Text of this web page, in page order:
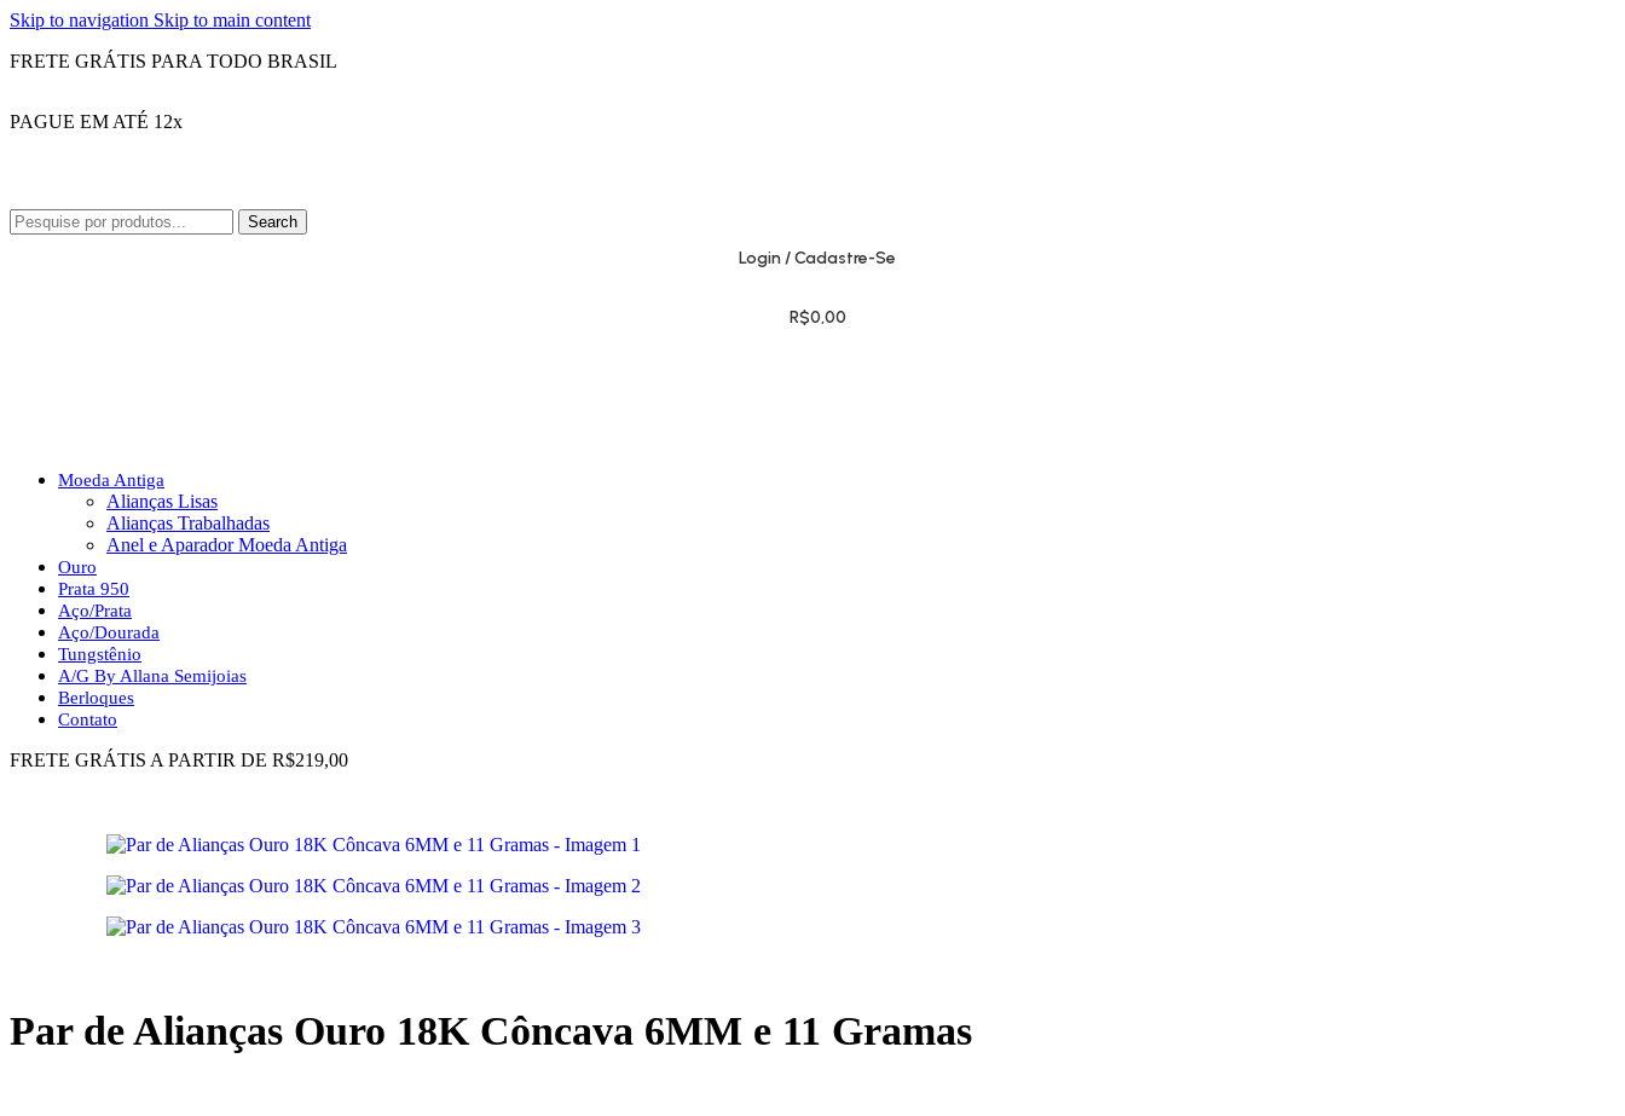
Skip to navigation Skip to main content
FRETE GRÁTIS PARA TODO BRASIL
PAGUE EM ATÉ 12x
Search
Login / Cadastre-Se
R$0,00
Moeda Antiga
Alianças Lisas
Alianças Trabalhadas
Anel e Aparador Moeda Antiga
Ouro
Prata 950
Aço/Prata
Aço/Dourada
Tungstênio
A/G By Allana Semijoias
Berloques
Contato
FRETE GRÁTIS A PARTIR DE R$219,00
Par de Alianças Ouro 18K Côncava 6MM e 11 Gramas